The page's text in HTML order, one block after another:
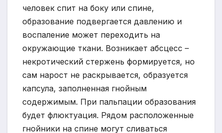
человек спит на боку или спине,
образование подвергается давлению и
воспаление может переходить на
окружающие ткани. Возникает абсцесс –
некротический стержень формируется, но
сам нарост не раскрывается, образуется
капсула, заполненная гнойным
содержимым. При пальпации образования
будет флюктуация. Рядом расположенные
гнойники на спине могут сливаться